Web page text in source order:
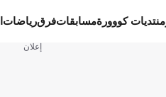
منتديات كووورةمسابقاتفرقرياضات
إعلان